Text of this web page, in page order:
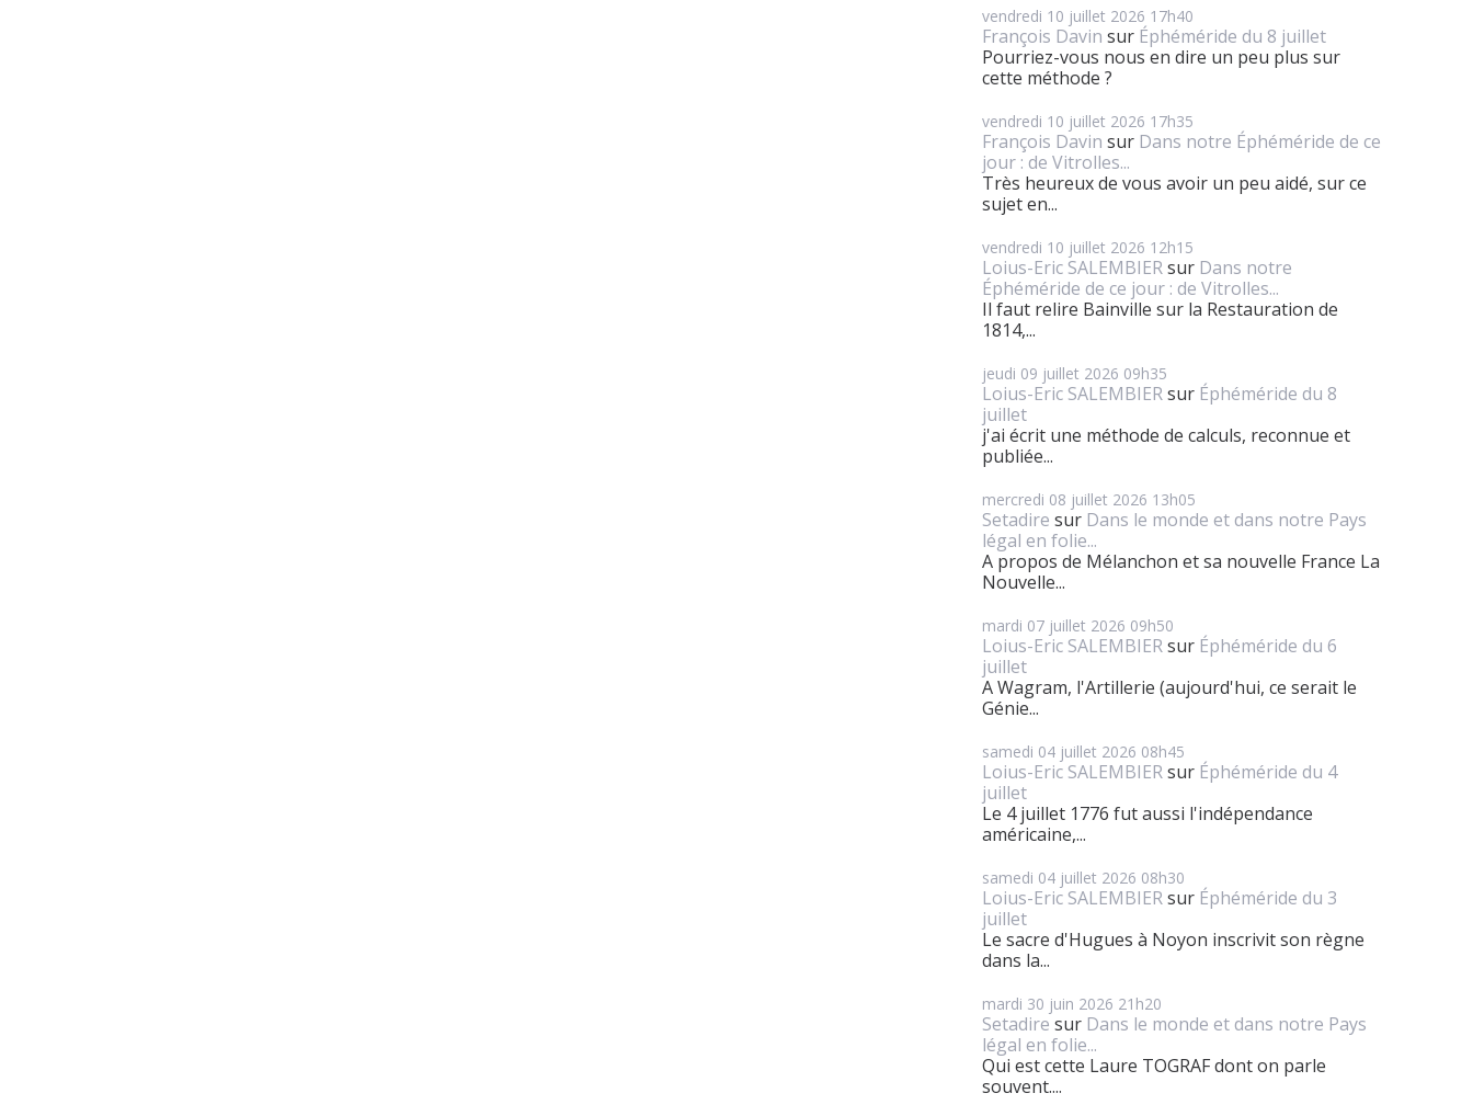
vendredi 10 juillet 2026 17h40
François Davin sur Éphéméride du 8 juillet
Pourriez-vous nous en dire un peu plus sur
cette méthode ?
vendredi 10 juillet 2026 17h35
François Davin sur Dans notre Éphéméride de ce
jour : de Vitrolles...
Très heureux de vous avoir un peu aidé, sur ce
sujet en...
vendredi 10 juillet 2026 12h15
Loius-Eric SALEMBIERsur Dans notre
Éphéméride de ce jour : de Vitrolles...
Il faut relire Bainville sur la Restauration de
1814,...
jeudi 09 juillet 2026 09h35
Loius-Eric SALEMBIERsur Éphéméride du 8
juillet
j'ai écrit une méthode de calculs, reconnue et
publiée...
mercredi 08 juillet 2026 13h05
Setadire sur Dans le monde et dans notre Pays
légal en folie...
A propos de Mélanchon et sa nouvelle France La
Nouvelle...
mardi 07 juillet 2026 09h50
Loius-Eric SALEMBIERsur Éphéméride du 6
juillet
A Wagram, l'Artillerie (aujourd'hui, ce serait le
Génie...
samedi 04 juillet 2026 08h45
Loius-Eric SALEMBIERsur Éphéméride du 4
juillet
Le 4 juillet 1776 fut aussi l'indépendance
américaine,...
samedi 04 juillet 2026 08h30
Loius-Eric SALEMBIERsur Éphéméride du 3
juillet
Le sacre d'Hugues à Noyon inscrivit son règne
dans la...
mardi 30 juin 2026 21h20
Setadire sur Dans le monde et dans notre Pays
légal en folie...
Qui est cette Laure TOGRAF dont on parle
souvent....